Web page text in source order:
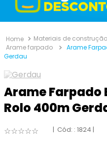
Materiais de construção
Arame farpado
Arame
Gerdau
Arame Farpado
Rolo 400m
☆☆☆☆☆ : 1824